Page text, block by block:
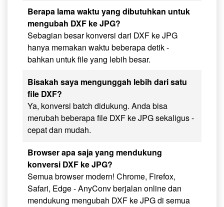
Berapa lama waktu yang dibutuhkan untuk
mengubah DXF ke JPG?
Sebagian besar konversi dari DXF ke JPG
hanya memakan waktu beberapa detik -
bahkan untuk file yang lebih besar.
Bisakah saya mengunggah lebih dari satu
file DXF?
Ya, konversi batch didukung. Anda bisa
merubah beberapa file DXF ke JPG sekaligus -
cepat dan mudah.
Browser apa saja yang mendukung
konversi DXF ke JPG?
Semua browser modern! Chrome, Firefox,
Safari, Edge - AnyConv berjalan online dan
mendukung mengubah DXF ke JPG di semua